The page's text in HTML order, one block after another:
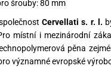
šrouby: 80 mm
Cervellati s. r. l.
místní i mezinárodní
pěna
významné evropské